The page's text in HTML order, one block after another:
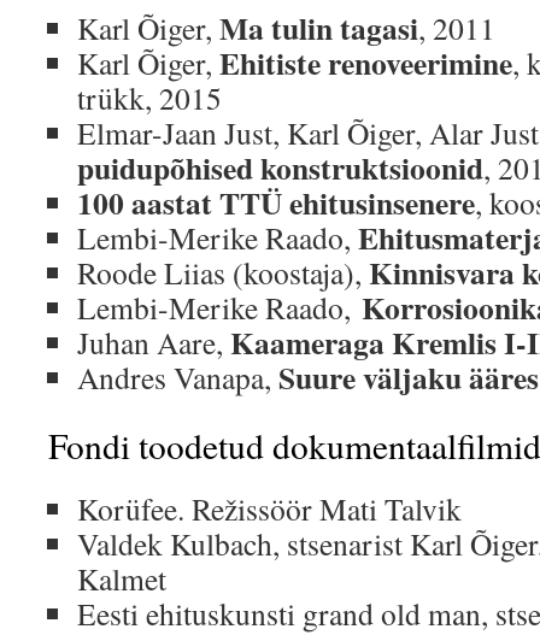
Karl Õiger, Ma tulin tagasi, 2011
Karl Õiger, Ehitiste renoveerimine,
trükk, 2015
Elmar-Jaan Just, Karl Õiger, Alar
puidupõhised konstruktsioonid,
100 aastat TTÜ ehitusinsenere,
Lembi-Merike Raado,
Roode Liias (koostaja), Kinnisvara
Lembi-Merike Raado,
Juhan Aare, Kaameraga Kremlis
Andres Vanapa, Suure väljaku ääres
Fondi toodetud
Korüfee. Režissöör Mati Talvik
Valdek Kulbach, stsenarist Karl
Kalmet
Eesti ehituskunsti grand old man,